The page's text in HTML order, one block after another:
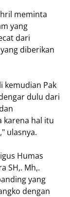
meminta
yang
dari
diberikan
kemudian Pak
dulu dari
karena hal itu
ulasnya.
Humas
SH,. Mh,.
yang
dengan